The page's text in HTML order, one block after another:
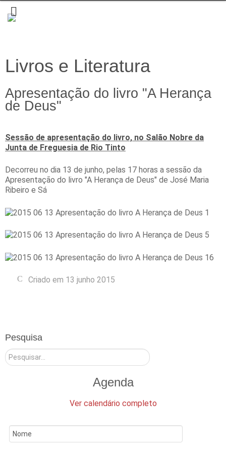
Pesquisa
Pesquisar
Agenda
Ver calendário completo
Livros e Literatura
Apresentação do livro "A Herança
de Deus"
Sessão de apresentação do livro, no Salão Nobre da
Junta de Freguesia de Rio Tinto
Decorreu no dia 13 de junho, pelas 17 horas a sessão da
Apresentação do livro "A Herança de Deus" de José Maria
Ribeiro e Sá
Criado em 13 junho 2015